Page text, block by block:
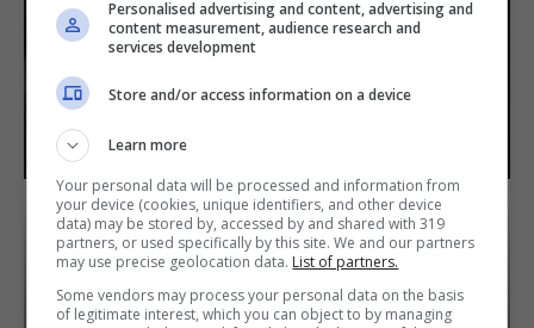
CAMERA DA LETTO DA FAVOLA CON
LE OFFERTE LIDL: PREZZI BASSI E
ARTICOLI IMPERDIBILI
21 Aprile 2024
CARTONE DELLA PIZZA, PERCHÉ
Personalised advertising and content, advertising and
content measurement, audience research and
services development
Store and/or access information on a device
Learn more
Your personal data will be processed and information from
your device (cookies, unique identifiers, and other device
data) may be stored by, accessed by and shared with 319
partners, or used specifically by this site. We and our partners
may use precise geolocation data. List of partners.
Some vendors may process your personal data on the basis
of legitimate interest, which you can object to by managing